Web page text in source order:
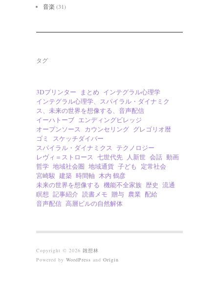
音楽 (31)
タグ
3Dプリンター まとめ インテグラル心理学
インテグラル心理学、スパイラル・ダイナミク
ス、未来の世界を想像する、音声配信
イーハトーブ エンディングビレッジ
オープンソース
カウンセリング グレゴリオ暦
ゴミ
スケッチダイバー
スパイラル・ダイナミクス
テクノロジー
レヴィ＝ストロース 七世代先 人新世 会話 動画
哲学 地域社会圏 地域通貨 子ども
定常社会
宮崎駿 建築 時間軸 木内 鶴彦
未来の世界を想像する 機能不全家族 歴史 流通
瞑想 記事紹介 読書メモ 贈与 農業 配給
音声配信 高層ビルの自然解体
Copyright © 2026 雑想林
Powered by WordPress and Origin